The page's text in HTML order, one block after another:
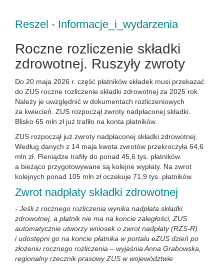
Reszel - Informacje_i_wydarzenia
Roczne rozliczenie składki
zdrowotnej. Ruszyły zwroty
Do 20 maja 2026 r. część płatników składek musi przekazać
do ZUS roczne rozliczenie składki zdrowotnej za 2025 rok.
Należy je uwzględnić w dokumentach rozliczeniowych
za kwiecień. ZUS rozpoczął zwroty nadpłaconej składki.
Blisko 65 mln zł już trafiło na konta płatników.
ZUS rozpoczął już zwroty nadpłaconej składki zdrowotnej.
Według danych z 14 maja kwota zwrotów przekroczyła 64,6
mln zł. Pieniądze trafiły do ponad 45,6 tys. płatników.
a bieżąco przygotowywane są kolejne wypłaty. Na zwrot
kolejnych ponad 105 mln zł oczekuje 71,9 tys. płatników.
Zwrot nadpłaty składki zdrowotnej
- Jeśli z rocznego rozliczenia wynika nadpłata składki
zdrowotnej, a płatnik nie ma na koncie zaległości, ZUS
automatycznie utworzy wniosek o zwrot nadpłaty (RZS-R)
i udostępni go na koncie płatnika w portalu eZUS dzień po
złożeniu rocznego rozliczenia – wyjaśnia Anna Grabowska,
regionalny rzecznik prasowy ZUS w województwie